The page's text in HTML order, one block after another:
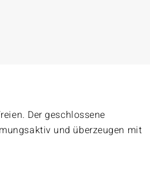
Der geschlossene
und überzeugen mit